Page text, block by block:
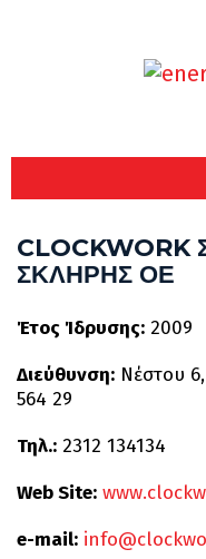
CLOCKWORK
ΣΚΛΗΡΗΣ ΟΕ
Έτος Ίδρυσης: 2009
Διεύθυνση: Νέστου
564 29
Τηλ.: 2312 134134
Web Site:
e-mail: